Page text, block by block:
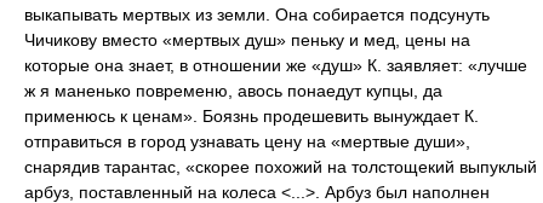
выкапывать мертвых из земли. Она собирается подсунуть
Чичикову вместо «мертвых душ» пеньку и мед, цены на
которые она знает, в отношении же «душ» К. заявляет: «лучше
ж я маненько повременю, авось понаедут купцы, да
применюсь к ценам». Боязнь продешевить вынуждает К.
отправиться в город узнавать цену на «мертвые души»,
снарядив тарантас, «скорее похожий на толстощекий выпуклый
арбуз, поставленный на колеса <...>. Арбуз был наполнен